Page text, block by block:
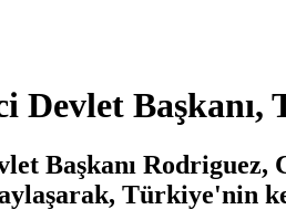
Devlet
Başkanı
Türkiye'nin